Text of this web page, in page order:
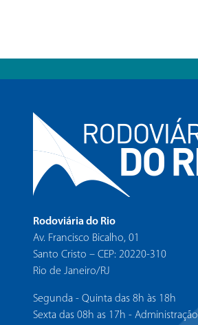
Rodoviária do Rio
Av. Francisco Bicalho, 01
Santo Cristo – CEP: 20220-310
Rio de Janeiro/RJ
Segunda - Quinta das 8h às 18h
Sexta das 08h as 17h - Administração